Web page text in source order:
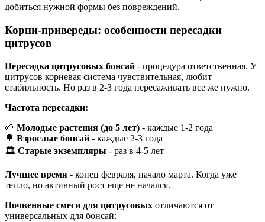
добиться нужной формы без повреждений.
Корни-привереды: особенности пересадки
цитрусов
Пересадка цитрусовых бонсай - процедура ответственная. У
цитрусов корневая система чувствительная, любит
стабильность. Но раз в 2-3 года пересаживать все же нужно.
Частота пересадки:
🌱 Молодые растения (до 5 лет) - каждые 1-2 года
🌳 Взрослые бонсай - каждые 2-3 года
🏛️ Старые экземпляры - раз в 4-5 лет
Лучшее время - конец февраля, начало марта. Когда уже
тепло, но активный рост еще не начался.
Почвенные смеси для цитрусовых отличаются от
универсальных для бонсай: